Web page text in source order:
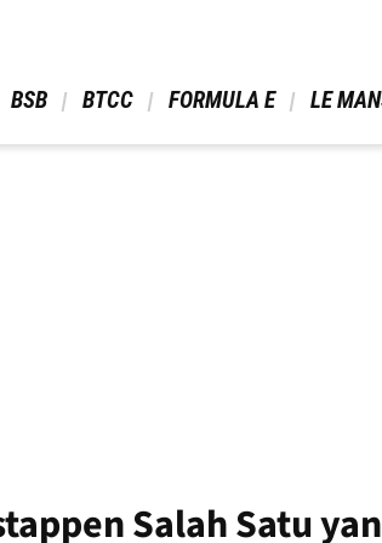
BSB BTCC FORMULA E LE
Salah Satu